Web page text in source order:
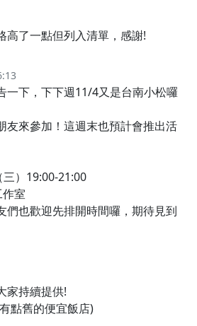
高了一點但列入清單，感謝!
一下，下下週11/4又是台南小松囉
友來參加！這週末也預計會推出活
三）19:00-21:00
作室
們也歡迎先排開時間囉，期待見到
家持續提供!
點舊的便宜飯店)